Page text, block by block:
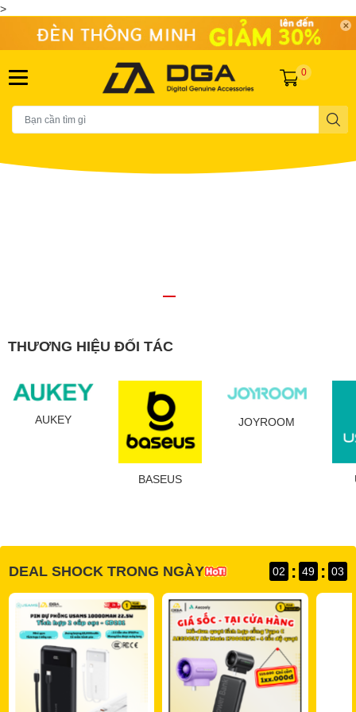
>
0
THƯƠNG HIỆU ĐỐI TÁC
AUKEY
BASEUS
JOYROOM
DEAL SHOCK TRONG NGÀY 02 : 49 : 02